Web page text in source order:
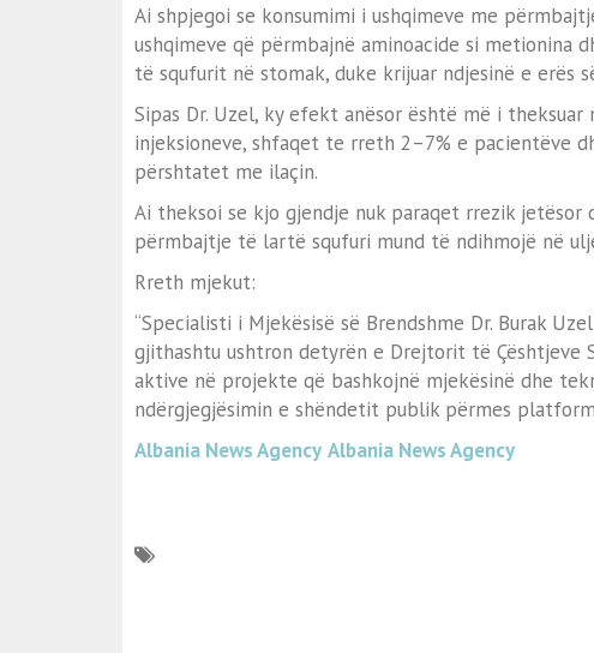
Ai shpjegoi se konsumimi i ushqimeve me
ushqimeve që përmbajnë aminoacide si metionina
të squfurit në stomak, duke krijuar ndjesinë e erës
Sipas Dr. Uzel, ky efekt anësor është më i
injeksioneve, shfaqet te rreth 2–7% e pacientëve
përshtatet me ilaçin.
Ai theksoi se kjo gjendje nuk paraqet rrezik jetësor
përmbajtje të lartë squfuri mund të ndihmojë në
Rreth mjekut:
“Specialisti i Mjekësisë së Brendshme Dr. Burak
gjithashtu ushtron detyrën e Drejtorit të Çështjeve
aktive në projekte që bashkojnë mjekësinë dhe
ndërgjegjësimin e shëndetit publik përmes
Albania News Agency Albania News Agency